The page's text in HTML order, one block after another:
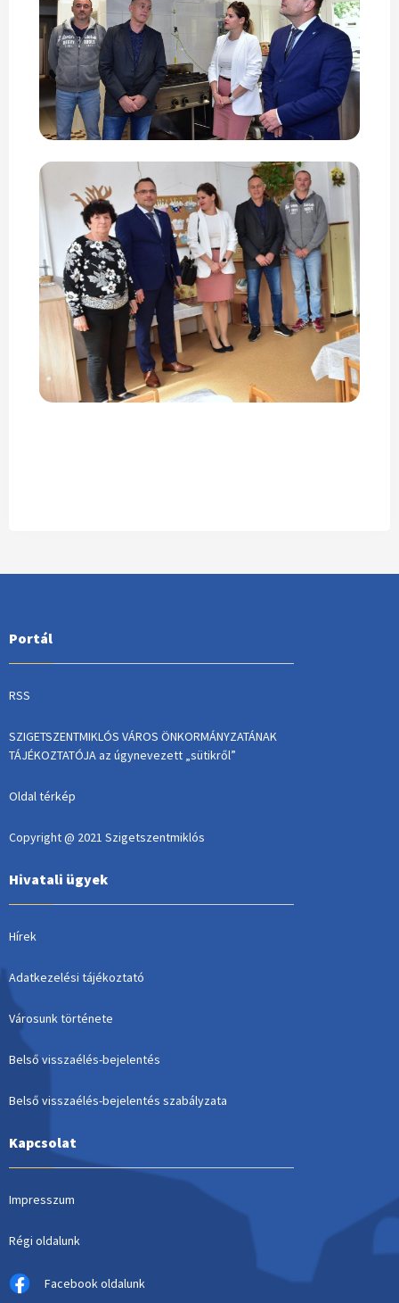
Portál
RSS
SZIGETSZENTMIKLÓS VÁROS ÖNKORMÁNYZATÁNAK
TÁJÉKOZTATÓJA az úgynevezett „sütikről”
Oldal térkép
Copyright @ 2021 Szigetszentmiklós
Hivatali ügyek
Hírek
Adatkezelési tájékoztató
Városunk története
Belső visszaélés-bejelentés
Belső visszaélés-bejelentés szabályzata
Kapcsolat
Impresszum
Régi oldalunk
Facebook oldalunk